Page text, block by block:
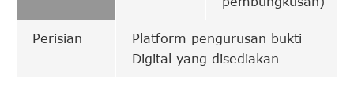
Perisian
Platform pengurusan bukti
Digital yang disediakan